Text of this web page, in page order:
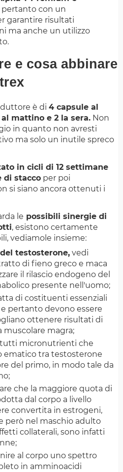
pertanto con un
garantire risultati
ma anche un utilizzo
e cosa abbinare
è di 4 capsule al
mattino e 2 la sera. Non
in quanto non avresti
ma solo un inutile spreco
in cicli di 12 settimane
di stacco per poi
si siano ancora ottenuti i
le possibili sinergie di
, esistono certamente
vediamole insieme:
testosterone, vedi
di fieno greco e maca
il rilascio endogeno del
presente nell'uomo;
di costituenti essenziali
pertanto devono essere
ottenere risultati di
muscolare magra;
micronutrienti che
ematico tra testosterone
del primo, in modo tale da
che la maggiore quota di
dal corpo a livello
convertita in estrogeni,
però nel maschio adulto
collaterali, sono infatti
al corpo uno spettro
in amminoacidi